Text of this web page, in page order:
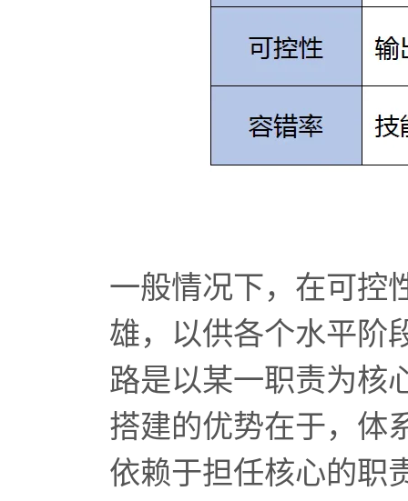
一般情况下，在可控
雄，以供各个水平阶
路是以某一职责为核
搭建的优势在于，体
依赖于担任核心的职